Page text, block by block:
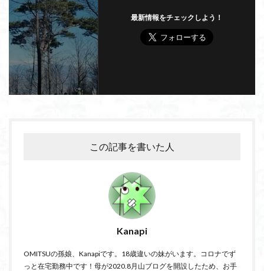
最新情報をチェックしよう！
この記事を書いた人
Kanapi
OMITSUの孫娘、Kanapiです。18歳違いの妹がいます。コロナでず
っと在宅勤務中です！母が2020.8月山ブログを開設したため、お手